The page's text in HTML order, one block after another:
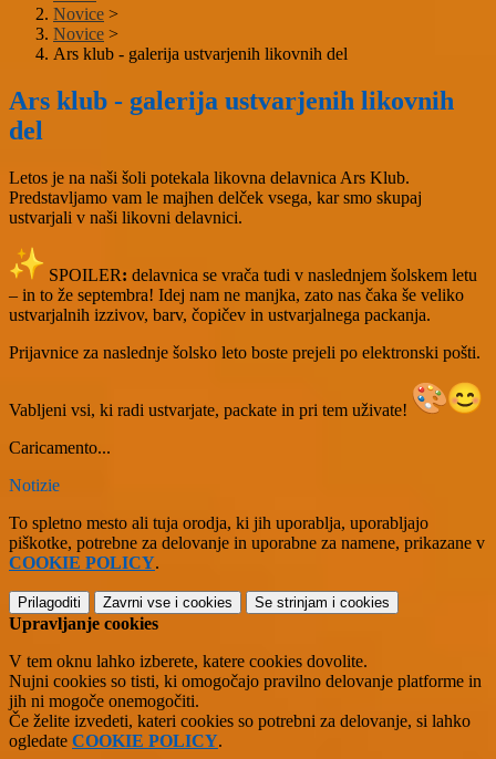
Novice >
Novice >
Ars klub - galerija ustvarjenih likovnih del
Ars klub - galerija ustvarjenih likovnih
del
Letos je na naši šoli potekala likovna delavnica Ars Klub.
Predstavljamo vam le majhen delček vsega, kar smo skupaj
ustvarjali v naši likovni delavnici.
SPOILER: delavnica se vrača tudi v naslednjem šolskem letu
– in to že septembra! Idej nam ne manjka, zato nas čaka še veliko
ustvarjalnih izzivov, barv, čopičev in ustvarjalnega packanja.
Prijavnice za naslednje šolsko leto boste prejeli po elektronski pošti.
Vabljeni vsi, ki radi ustvarjate, packate in pri tem uživate!
Caricamento...
Notizie
To spletno mesto ali tuja orodja, ki jih uporablja, uporabljajo
piškotke, potrebne za delovanje in uporabne za namene, prikazane v
COOKIE POLICY.
Prilagoditi Zavrni vse i cookies Se strinjam i cookies
Upravljanje cookies
V tem oknu lahko izberete, katere cookies dovolite.
Nujni cookies so tisti, ki omogočajo pravilno delovanje platforme in
jih ni mogoče onemogočiti.
Če želite izvedeti, kateri cookies so potrebni za delovanje, si lahko
ogledate COOKIE POLICY.